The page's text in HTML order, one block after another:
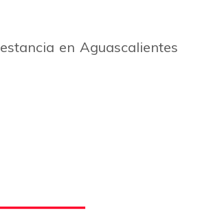
en Aguascalientes